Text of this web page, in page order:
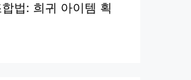
법: 희귀 아이템 획